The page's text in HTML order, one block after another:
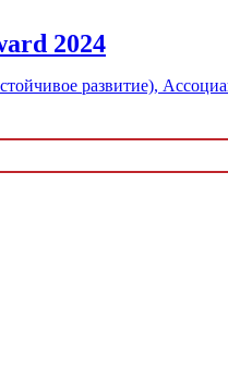
2024
развитие),